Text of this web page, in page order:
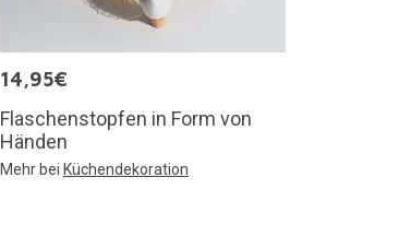
14,95€
Flaschenstopfen in Form von
Händen
Mehr bei Küchendekoration